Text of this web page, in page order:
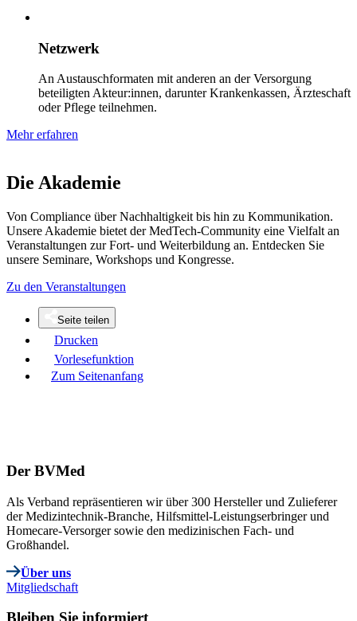
Netzwerk
An Austauschformaten mit anderen an der Versorgung
beteiligten Akteur:innen, darunter Krankenkassen, Ärzteschaft
oder Pflege teilnehmen.
Mehr erfahren
Die Akademie
Von Compliance über Nachhaltigkeit bis hin zu Kommunikation.
Unsere Akademie bietet der MedTech-Community eine Vielfalt an
Veranstaltungen zur Fort- und Weiterbildung an. Entdecken Sie
unsere Seminare, Workshops und Kongresse.
Zu den Veranstaltungen
Seite teilen
Drucken
Vorlesefunktion
Zum Seitenanfang
Der BVMed
Als Verband repräsentieren wir über 300 Hersteller und Zulieferer
der Medizintechnik-Branche, Hilfsmittel-Leistungserbringer und
Homecare-Versorger sowie den medizinischen Fach- und
Großhandel.
Über uns
Mitgliedschaft